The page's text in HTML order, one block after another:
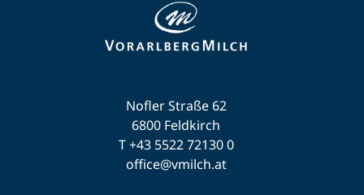
Nofler Straße 62
6800 Feldkirch
T +43 5522 72130 0
office@vmilch.at